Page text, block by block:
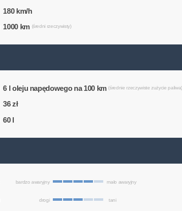
180 km/h
1000 km (średni rzeczywisty)
6 l oleju napędowego na 100 km(średnie rzeczywiste zużycie paliwa)
36 zł
60 l
bardzo awaryjny mało awaryjny
drogi tani